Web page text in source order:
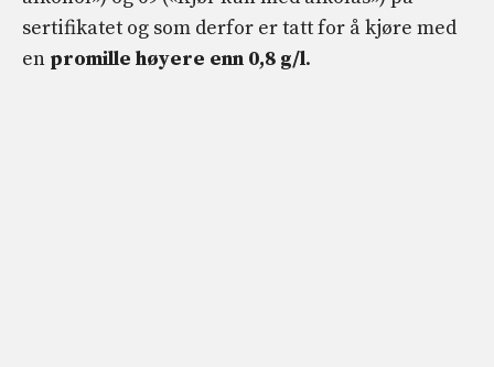
sertifikatet og som derfor er tatt for å kjøre med
en promille høyere enn 0,8 g/l.